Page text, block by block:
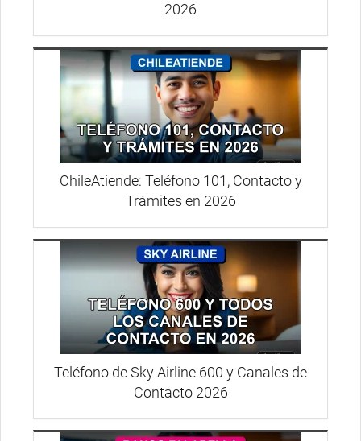
2026
ChileAtiende: Teléfono 101, Contacto y
Trámites en 2026
Teléfono de Sky Airline 600 y Canales de
Contacto 2026